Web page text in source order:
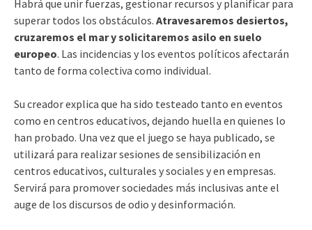
Habrá que unir fuerzas, gestionar recursos y planificar para
superar todos los obstáculos. Atravesaremos desiertos,
cruzaremos el mar y solicitaremos asilo en suelo
europeo. Las incidencias y los eventos políticos afectarán
tanto de forma colectiva como individual.
Su creador explica que ha sido testeado tanto en eventos
como en centros educativos, dejando huella en quienes lo
han probado. Una vez que el juego se haya publicado, se
utilizará para realizar sesiones de sensibilización en
centros educativos, culturales y sociales y en empresas.
Servirá para promover sociedades más inclusivas ante el
auge de los discursos de odio y desinformación.